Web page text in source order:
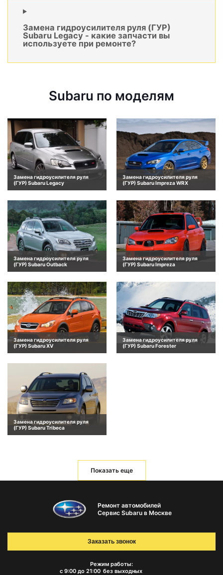
Замена гидроусилителя руля (ГУР)
Subaru Legacy - какие запчасти вы
используете при ремонте?
Subaru по моделям
Замена гидроусилителя руля
(ГУР) Subaru Legacy
Замена гидроусилителя руля
(ГУР) Subaru Impreza WRX
Замена гидроусилителя руля
(ГУР) Subaru Outback
Замена гидроусилителя руля
(ГУР) Subaru Impreza
Замена гидроусилителя руля
(ГУР) Subaru XV
Замена гидроусилителя руля
(ГУР) Subaru Forester
Замена гидроусилителя руля
(ГУР) Subaru Tribeca
Показать еще
Ремонт автомобилей
Сервис Subaru в Москве
Режим работы:
с 9:00 до 21:00 без выходных
Заказать звонок